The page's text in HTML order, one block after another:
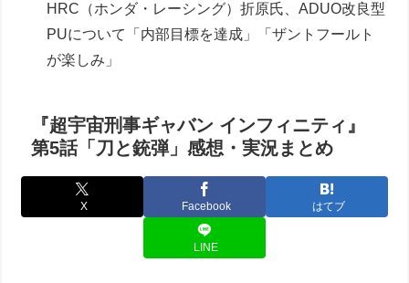
HRC（ホンダ・レーシング）折原氏、ADUO改良型
PUについて「内部目標を達成」「ザントフールト
が楽しみ」
『超宇宙刑事ギャバン インフィニティ』
第5話「刀と銃弾」感想・実況まとめ
X Facebook はてブ
LINE